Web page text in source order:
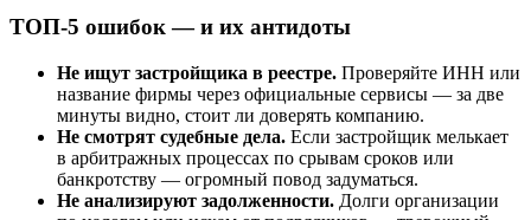
ТОП-5 ошибок — и их антидоты
Не ищут застройщика в реестре. Проверяйте ИНН или
название фирмы через официальные сервисы — за две
минуты видно, стоит ли доверять компанию.
Не смотрят судебные дела. Если застройщик мелькает
в арбитражных процессах по срывам сроков или
банкротству — огромный повод задуматься.
Не анализируют задолженности. Долги организации